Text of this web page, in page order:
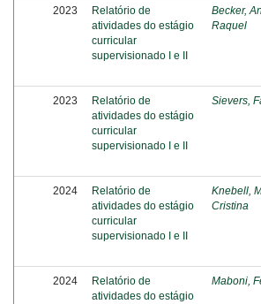
2023
Relatório de
atividades do estágio
curricular
supervisionado I e II
Becker,
Raquel
2023
Relatório de
atividades do estágio
curricular
supervisionado I e II
Sievers,
2024
Relatório de
atividades do estágio
curricular
supervisionado I e II
Knebell,
Cristina
2024
Relatório de
atividades do estágio
Maboni,